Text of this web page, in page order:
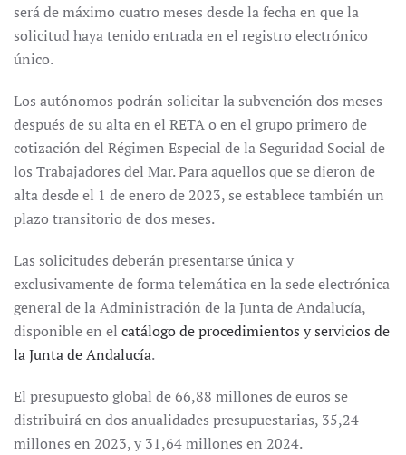
será de máximo cuatro meses desde la fecha en que la
solicitud haya tenido entrada en el registro electrónico
único.
Los autónomos podrán solicitar la subvención dos meses
después de su alta en el RETA o en el grupo primero de
cotización del Régimen Especial de la Seguridad Social de
los Trabajadores del Mar. Para aquellos que se dieron de
alta desde el 1 de enero de 2023, se establece también un
plazo transitorio de dos meses.
Las solicitudes deberán presentarse única y
exclusivamente de forma telemática en la sede electrónica
general de la Administración de la Junta de Andalucía,
disponible en el catálogo de procedimientos y servicios de
la Junta de Andalucía.
El presupuesto global de 66,88 millones de euros se
distribuirá en dos anualidades presupuestarias, 35,24
millones en 2023, y 31,64 millones en 2024.